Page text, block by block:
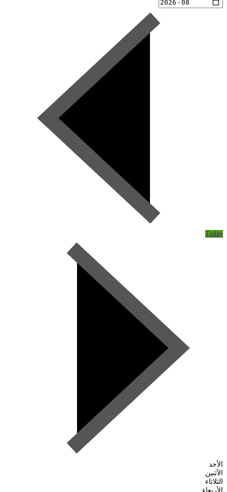
Today
الأحد
الأثنين
الثلاثاء
الأربعاء